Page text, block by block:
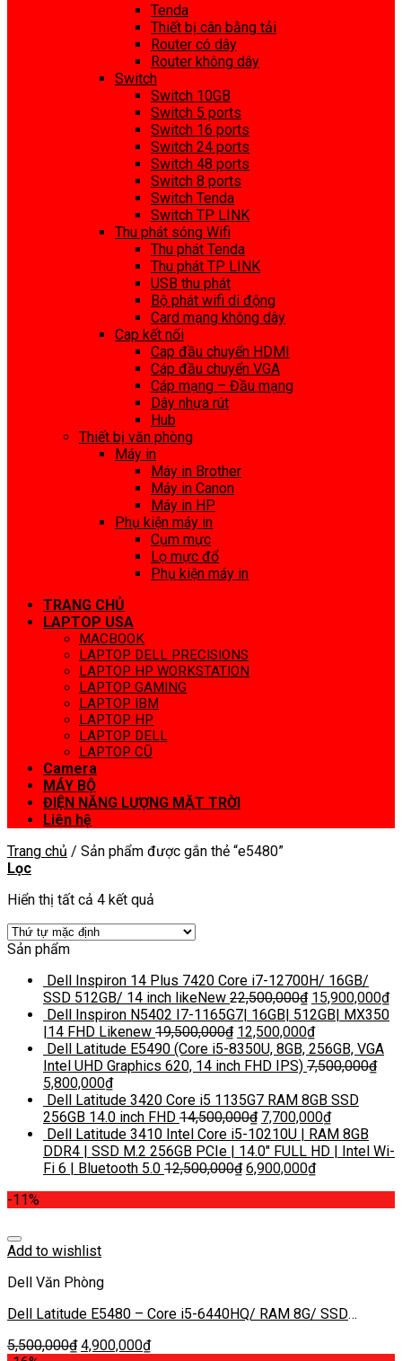
Tenda
Thiết bị cân bằng tải
Router có dây
Router không dây
Switch
Switch 10GB
Switch 5 ports
Switch 16 ports
Switch 24 ports
Switch 48 ports
Switch 8 ports
Switch Tenda
Switch TP LINK
Thu phát sóng Wifi
Thu phát Tenda
Thu phát TP LINK
USB thu phát
Bộ phát wifi di động
Card mạng không dây
Cap kết nối
Cap đầu chuyển HDMI
Cáp đầu chuyển VGA
Cáp mạng – Đầu mạng
Dây nhựa rút
Hub
Thiết bị văn phòng
Máy in
Máy in Brother
Máy in Canon
Máy in HP
Phụ kiện máy in
Cụm mực
Lọ mực đổ
Phụ kiện máy in
TRANG CHỦ
LAPTOP USA
MACBOOK
LAPTOP DELL PRECISIONS
LAPTOP HP WORKSTATION
LAPTOP GAMING
LAPTOP IBM
LAPTOP HP
LAPTOP DELL
LAPTOP CŨ
Camera
MÁY BỘ
ĐIỆN NĂNG LƯỢNG MẶT TRỜI
Liên hệ
Trang chủ / Sản phẩm được gắn thẻ “e5480”
Lọc
Hiển thị tất cả 4 kết quả
Sản phẩm
Dell Inspiron 14 Plus 7420 Core i7-12700H/ 16GB/
SSD 512GB/ 14 inch likeNew 22,500,000₫ 15,900,000₫
Dell Inspiron N5402 I7-1165G7| 16GB| 512GB| MX350
|14 FHD Likenew 19,500,000₫ 12,500,000₫
Dell Latitude E5490 (Core i5-8350U, 8GB, 256GB, VGA
Intel UHD Graphics 620, 14 inch FHD IPS) 7,500,000₫
5,800,000₫
Dell Latitude 3420 Core i5 1135G7 RAM 8GB SSD
256GB 14.0 inch FHD 14,500,000₫ 7,700,000₫
Dell Latitude 3410 Intel Core i5-10210U | RAM 8GB
DDR4 | SSD M.2 256GB PCIe | 14.0″ FULL HD | Intel Wi-
Fi 6 | Bluetooth 5.0 12,500,000₫ 6,900,000₫
-11%
Add to wishlist
Dell Văn Phòng
Dell Latitude E5480 – Core i5-6440HQ/ RAM 8G/ SSD
5,500,000₫ 4,900,000₫